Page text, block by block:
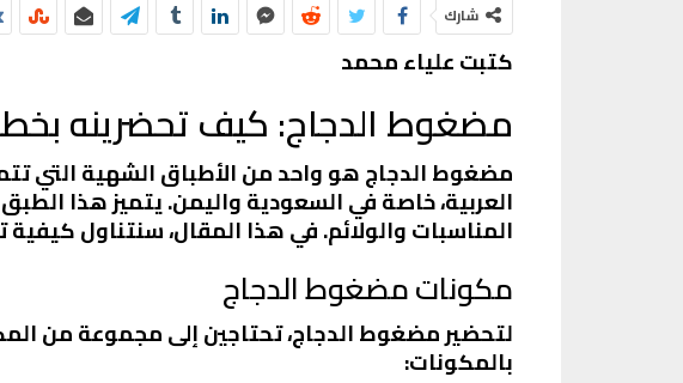
شارك
كتبت علياء محمد
مضغوط الدجاج: كيف تحضرينه
مضغوط الدجاج هو واحد من الأطباق الشهية التي
العربية، خاصة في السعودية واليمن. يتميز هذا
المناسبات والولائم. في هذا المقال، سنتناول
مكونات مضغوط الدجاج
لتحضير مضغوط الدجاج، تحتاجين إلى مجموعة من
بالمكونات: